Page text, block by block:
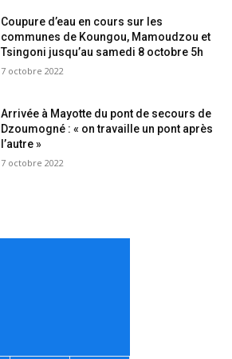
Coupure d’eau en cours sur les
communes de Koungou, Mamoudzou et
Tsingoni jusqu’au samedi 8 octobre 5h
7 octobre 2022
Arrivée à Mayotte du pont de secours de
Dzoumogné : « on travaille un pont après
l’autre »
7 octobre 2022